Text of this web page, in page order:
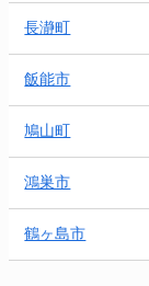
長瀞町
飯能市
鳩山町
鴻巣市
鶴ヶ島市